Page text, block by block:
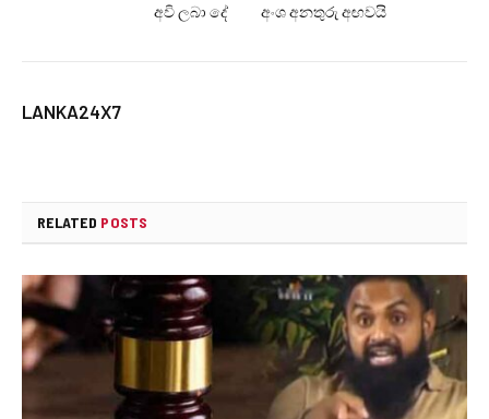
අවි ලබා දේ
අංශ අනතුරු අඟවයි
LANKA24X7
RELATED POSTS